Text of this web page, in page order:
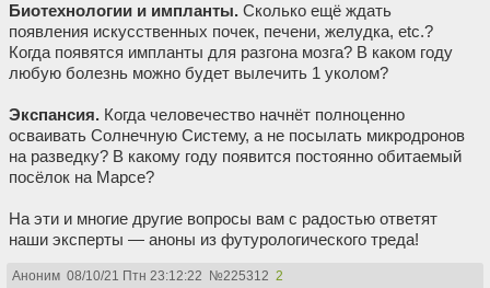
Биотехнологии и импланты. Сколько ещё ждать
появления искусственных почек, печени, желудка, etc.?
Когда появятся импланты для разгона мозга? В каком году
любую болезнь можно будет вылечить 1 уколом?
Экспансия. Когда человечество начнёт полноценно
осваивать Солнечную Систему, а не посылать микродронов
на разведку? В какому году появится постоянно обитаемый
посёлок на Марсе?
На эти и многие другие вопросы вам с радостью ответят
наши эксперты — аноны из футурологического треда!
Аноним 08/10/21 Птн 23:12:22 №225312 2